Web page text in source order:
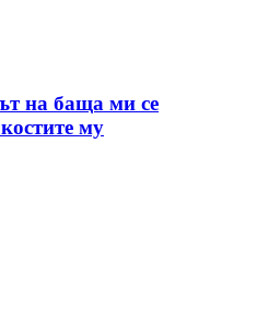
на баща ми се
му